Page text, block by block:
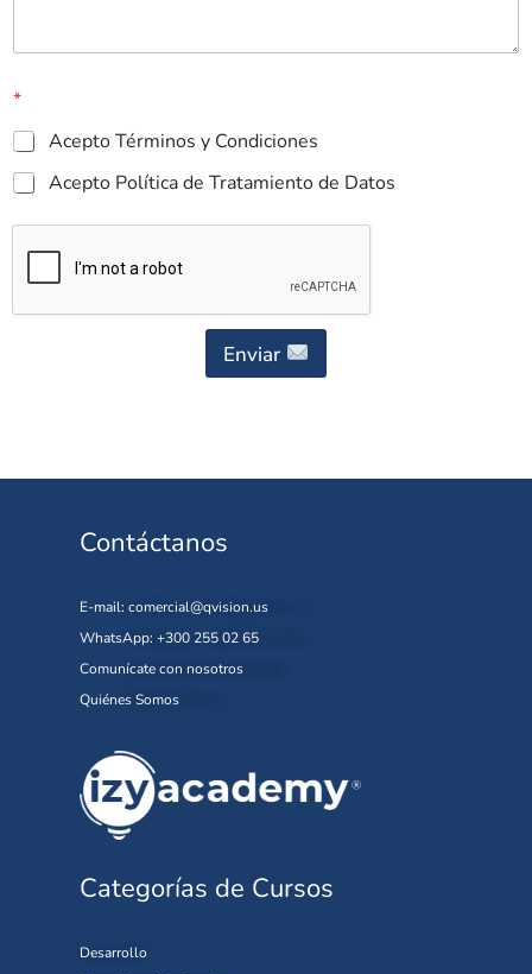
*
Acepto Términos y Condiciones
Acepto Política de Tratamiento de Datos
Enviar
Contáctanos
E-mail: comercial@qvision.us
WhatsApp: +300 255 02 65
Comunícate con nosotros
Quiénes Somos
Categorías de Cursos
Desarrollo